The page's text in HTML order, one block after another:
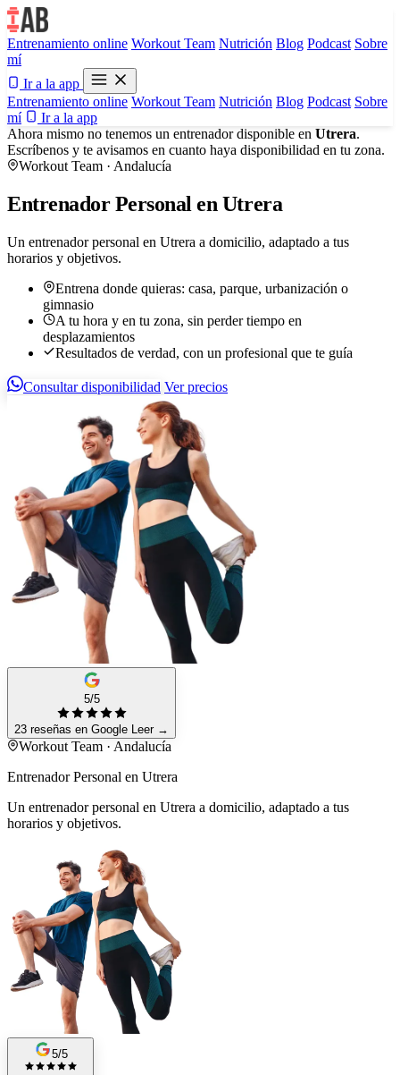
Entrenamiento online Workout Team Nutrición Blog Podcast Sobre
mí
Ir a la app
Entrenamiento online Workout Team Nutrición Blog Podcast Sobre
mí
Ir a la app
Ahora mismo no tenemos un entrenador disponible en Utrera.
Escríbenos y te avisamos en cuanto haya disponibilidad en tu zona.
Workout Team · Andalucía
Entrenador Personal en Utrera
Un entrenador personal en Utrera a domicilio, adaptado a tus
horarios y objetivos.
Entrena donde quieras: casa, parque, urbanización o
gimnasio
A tu hora y en tu zona, sin perder tiempo en
desplazamientos
Resultados de verdad, con un profesional que te guía
Consultar disponibilidad Ver precios
5/5
23 reseñas en Google Leer →
Workout Team · Andalucía
Entrenador Personal en Utrera
Un entrenador personal en Utrera a domicilio, adaptado a tus
horarios y objetivos.
5/5